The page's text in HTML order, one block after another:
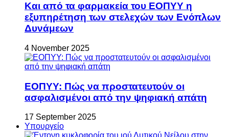
Και από τα φαρμακεία του ΕΟΠΥΥ η
εξυπηρέτηση των στελεχών των Ενόπλων
Δυνάμεων
4 November 2025
ΕΟΠΥΥ: Πώς να προστατευτούν οι
ασφαλισμένοι από την ψηφιακή απάτη
17 September 2025
Υπουργείο